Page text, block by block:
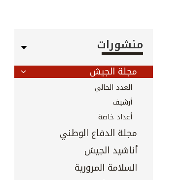
منشورات
مجلة الجيش
العدد الحالي
أرشيف
أعداد خاصة
مجلة الدفاع الوطني
أناشيد الجيش
السلامة المرورية